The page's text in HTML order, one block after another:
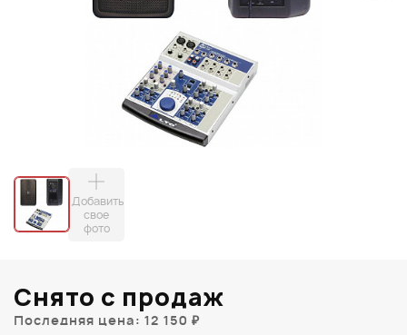
Добавить
свое
фото
Снято с продаж
Последняя цена: 12 150 ₽